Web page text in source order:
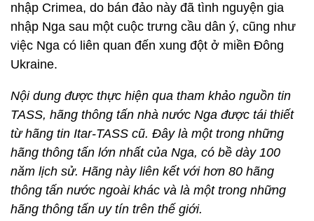
nhập Crimea, do bán đảo này đã tình nguyện gia
nhập Nga sau một cuộc trưng cầu dân ý, cũng như
việc Nga có liên quan đến xung đột ở miền Đông
Ukraine.
Nội dung được thực hiện qua tham khảo nguồn tin
TASS, hãng thông tấn nhà nước Nga được tái thiết
từ hãng tin Itar-TASS cũ. Đây là một trong những
hãng thông tấn lớn nhất của Nga, có bề dày 100
năm lịch sử. Hãng này liên kết với hơn 80 hãng
thông tấn nước ngoài khác và là một trong những
hãng thông tấn uy tín trên thế giới.